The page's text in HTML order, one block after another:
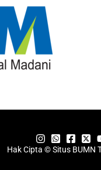
Hak Cipta © Situs BUMN